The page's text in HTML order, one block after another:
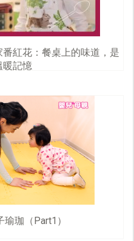
番紅花：餐桌上的味道，是
暖記憶
珈（Part1）